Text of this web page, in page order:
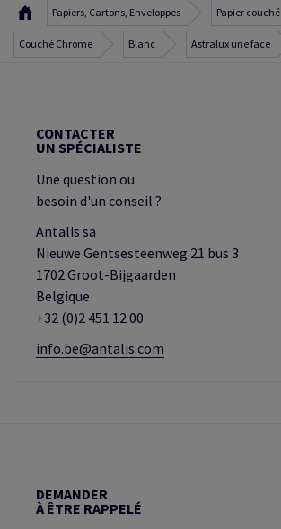
Papiers, Cartons, Enveloppes Papier couché
Couché Chrome Blanc Astralux une face
CONTACTER
UN SPÉCIALISTE
Une question ou
besoin d'un conseil ?
Antalis sa
Nieuwe Gentsesteenweg 21 bus 3
1702 Groot-Bijgaarden
Belgique
+32 (0)2 451 12 00
info.be@antalis.com
DEMANDER
À ÊTRE RAPPELÉ